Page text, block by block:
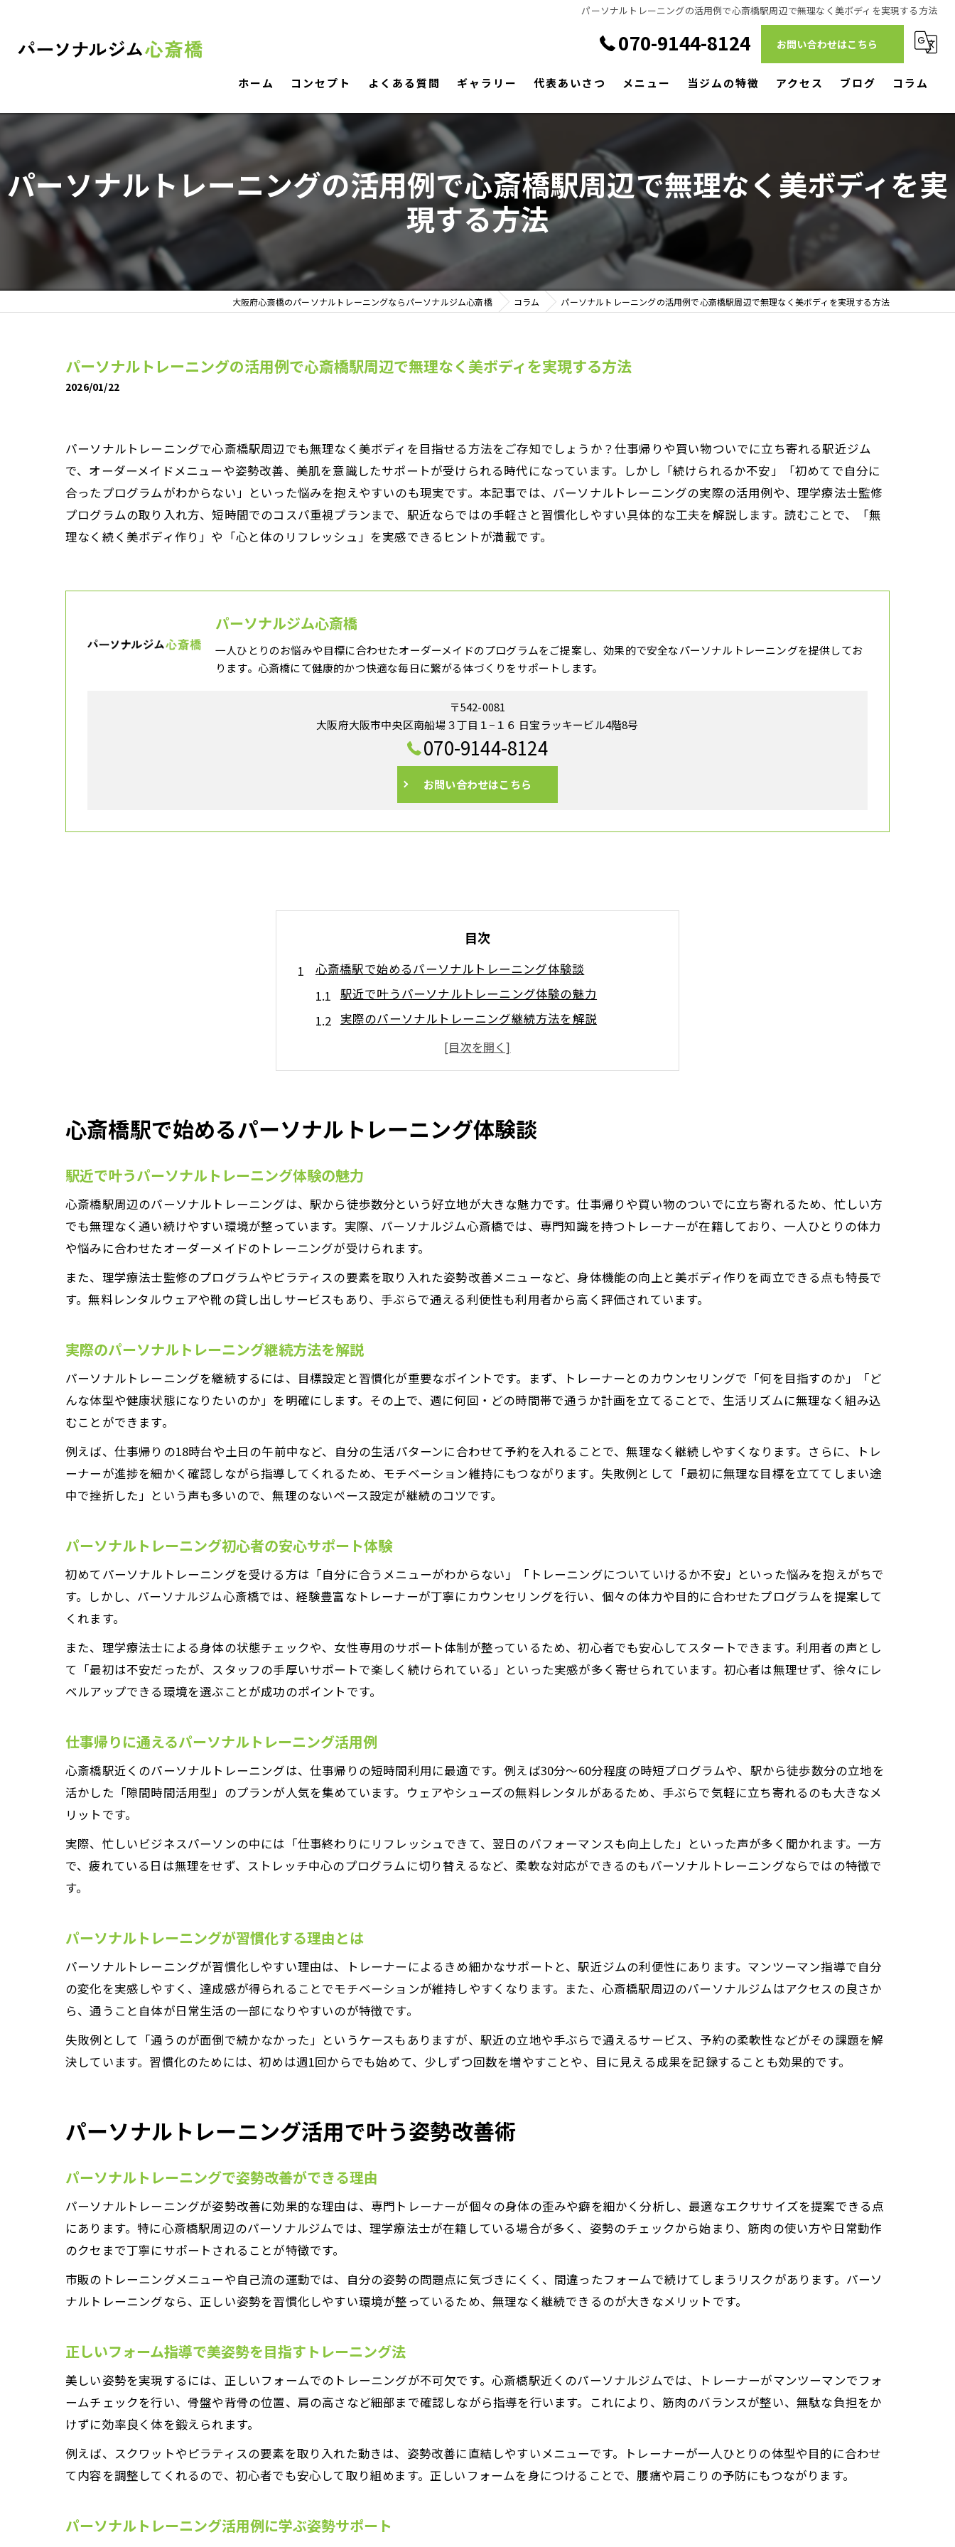
パーソナルトレーニングの活用例で心斎橋駅周辺で無理なく美ボディを実現する方法
070-9144-8124 お問い合わせはこちら
ホーム コンセプト よくある質問 ギャラリー 代表あいさつ メニュー 当ジムの特徴
リハビリ
駅近
アクセス ブログ コラム
パーソナルトレーニングの活用例で心斎橋駅周辺で無理なく美ボディを実
現する方法
大阪府心斎橋のパーソナルトレーニングならパーソナルジム心斎橋 コラム パーソナルトレーニングの活用例で心斎橋駅周辺で無理なく美ボディを実現する方法
パーソナルトレーニングの活用例で心斎橋駅周辺で無理なく美ボディを実現する方法
2026/01/22
パーソナルトレーニングで心斎橋駅周辺でも無理なく美ボディを目指せる方法をご存知でしょうか？仕事帰りや買い物ついでに立ち寄れる駅近ジム
で、オーダーメイドメニューや姿勢改善、美肌を意識したサポートが受けられる時代になっています。しかし「続けられるか不安」「初めてで自分に
合ったプログラムがわからない」といった悩みを抱えやすいのも現実です。本記事では、パーソナルトレーニングの実際の活用例や、理学療法士監修
プログラムの取り入れ方、短時間でのコスパ重視プランまで、駅近ならではの手軽さと習慣化しやすい具体的な工夫を解説します。読むことで、「無
理なく続く美ボディ作り」や「心と体のリフレッシュ」を実感できるヒントが満載です。
パーソナルジム心斎橋
一人ひとりのお悩みや目標に合わせたオーダーメイドのプログラムをご提案し、効果的で安全なパーソナルトレーニングを提供してお
ります。心斎橋にて健康的かつ快適な毎日に繋がる体づくりをサポートします。
〒542-0081
大阪府大阪市中央区南船場３丁目１−１６ 日宝ラッキービル4階8号
070-9144-8124
お問い合わせはこちら
目次
心斎橋駅で始めるパーソナルトレーニング体験談
駅近で叶うパーソナルトレーニング体験の魅力
実際のパーソナルトレーニング継続方法を解説
パーソナルトレーニング初心者の安心サポート体験
仕事帰りに通えるパーソナルトレーニング活用例
パーソナルトレーニング活用で叶う姿勢改善術
パーソナルトレーニングで姿勢改善ができる理由
正しいフォーム指導で美姿勢を目指すトレーニング法
日常で意識できるパーソナルトレーニング活用術
姿勢改善で期待できる美容・健康効果を体感
仕事帰りに最適なパーソナルトレーニングの選び方
短時間でも効果的なパーソナルトレーニングの工夫
パーソナルトレーニングで心身リフレッシュ体験
パーソナルトレーニング選びで重視したい基準
相性の良いトレーナーと出会うためのポイント
パーソナルトレーニング体験談から学ぶ選び方
女性専用パーソナルトレーニングのメリット紹介
理学療法士監修のプログラムで美ボディ実現法
理学療法士監修パーソナルトレーニングの特徴
科学的根拠に基づくパーソナルトレーニングの安心感
姿勢改善やボディメイクを叶えるパーソナルトレーニング
理学療法士の視点で見るパーソナルトレーニングの良さ
短時間でも実感できるパーソナルトレーニング活用法
効率重視のパーソナルトレーニングで時短ボディメイク
パーソナルトレーニングで忙しい女性も続けやすい秘訣
駅近ジムで叶う短時間パーソナルトレーニングの魅力
心斎橋駅で始めるパーソナルトレーニング体験談
駅近で叶うパーソナルトレーニング体験の魅力
心斎橋駅周辺のパーソナルトレーニングは、駅から徒歩数分という好立地が大きな魅力です。仕事帰りや買い物のついでに立ち寄れるため、忙しい方
でも無理なく通い続けやすい環境が整っています。実際、パーソナルジム心斎橋では、専門知識を持つトレーナーが在籍しており、一人ひとりの体力
や悩みに合わせたオーダーメイドのトレーニングが受けられます。
また、理学療法士監修のプログラムやピラティスの要素を取り入れた姿勢改善メニューなど、身体機能の向上と美ボディ作りを両立できる点も特長で
す。無料レンタルウェアや靴の貸し出しサービスもあり、手ぶらで通える利便性も利用者から高く評価されています。
実際のパーソナルトレーニング継続方法を解説
パーソナルトレーニングを継続するには、目標設定と習慣化が重要なポイントです。まず、トレーナーとのカウンセリングで「何を目指すのか」「ど
んな体型や健康状態になりたいのか」を明確にします。その上で、週に何回・どの時間帯で通うか計画を立てることで、生活リズムに無理なく組み込
むことができます。
例えば、仕事帰りの18時台や土日の午前中など、自分の生活パターンに合わせて予約を入れることで、無理なく継続しやすくなります。さらに、トレ
ーナーが進捗を細かく確認しながら指導してくれるため、モチベーション維持にもつながります。失敗例として「最初に無理な目標を立ててしまい途
中で挫折した」という声も多いので、無理のないペース設定が継続のコツです。
パーソナルトレーニング初心者の安心サポート体験
初めてパーソナルトレーニングを受ける方は「自分に合うメニューがわからない」「トレーニングについていけるか不安」といった悩みを抱えがちで
す。しかし、パーソナルジム心斎橋では、経験豊富なトレーナーが丁寧にカウンセリングを行い、個々の体力や目的に合わせたプログラムを提案して
くれます。
また、理学療法士による身体の状態チェックや、女性専用のサポート体制が整っているため、初心者でも安心してスタートできます。利用者の声とし
て「最初は不安だったが、スタッフの手厚いサポートで楽しく続けられている」といった実感が多く寄せられています。初心者は無理せず、徐々にレ
ベルアップできる環境を選ぶことが成功のポイントです。
仕事帰りに通えるパーソナルトレーニング活用例
心斎橋駅近くのパーソナルトレーニングは、仕事帰りの短時間利用に最適です。例えば30分～60分程度の時短プログラムや、駅から徒歩数分の立地を
活かした「隙間時間活用型」のプランが人気を集めています。ウェアやシューズの無料レンタルがあるため、手ぶらで気軽に立ち寄れるのも大きなメ
リットです。
実際、忙しいビジネスパーソンの中には「仕事終わりにリフレッシュできて、翌日のパフォーマンスも向上した」といった声が多く聞かれます。一方
で、疲れている日は無理をせず、ストレッチ中心のプログラムに切り替えるなど、柔軟な対応ができるのもパーソナルトレーニングならではの特徴で
す。
パーソナルトレーニングが習慣化する理由とは
パーソナルトレーニングが習慣化しやすい理由は、トレーナーによるきめ細かなサポートと、駅近ジムの利便性にあります。マンツーマン指導で自分
の変化を実感しやすく、達成感が得られることでモチベーションが維持しやすくなります。また、心斎橋駅周辺のパーソナルジムはアクセスの良さか
ら、通うこと自体が日常生活の一部になりやすいのが特徴です。
失敗例として「通うのが面倒で続かなかった」というケースもありますが、駅近の立地や手ぶらで通えるサービス、予約の柔軟性などがその課題を解
決しています。習慣化のためには、初めは週1回からでも始めて、少しずつ回数を増やすことや、目に見える成果を記録することも効果的です。
パーソナルトレーニング活用で叶う姿勢改善術
パーソナルトレーニングで姿勢改善ができる理由
パーソナルトレーニングが姿勢改善に効果的な理由は、専門トレーナーが個々の身体の歪みや癖を細かく分析し、最適なエクササイズを提案できる点
にあります。特に心斎橋駅周辺のパーソナルジムでは、理学療法士が在籍している場合が多く、姿勢のチェックから始まり、筋肉の使い方や日常動作
のクセまで丁寧にサポートされることが特徴です。
市販のトレーニングメニューや自己流の運動では、自分の姿勢の問題点に気づきにくく、間違ったフォームで続けてしまうリスクがあります。パーソ
ナルトレーニングなら、正しい姿勢を習慣化しやすい環境が整っているため、無理なく継続できるのが大きなメリットです。
正しいフォーム指導で美姿勢を目指すトレーニング法
美しい姿勢を実現するには、正しいフォームでのトレーニングが不可欠です。心斎橋駅近くのパーソナルジムでは、トレーナーがマンツーマンでフォ
ームチェックを行い、骨盤や背骨の位置、肩の高さなど細部まで確認しながら指導を行います。これにより、筋肉のバランスが整い、無駄な負担をか
けずに効率良く体を鍛えられます。
例えば、スクワットやピラティスの要素を取り入れた動きは、姿勢改善に直結しやすいメニューです。トレーナーが一人ひとりの体型や目的に合わせ
て内容を調整してくれるので、初心者でも安心して取り組めます。正しいフォームを身につけることで、腰痛や肩こりの予防にもつながります。
パーソナルトレーニング活用例に学ぶ姿勢サポート
お問い合わせはこちら